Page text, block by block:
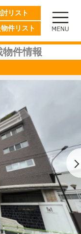
リスト
件リスト
物件情報